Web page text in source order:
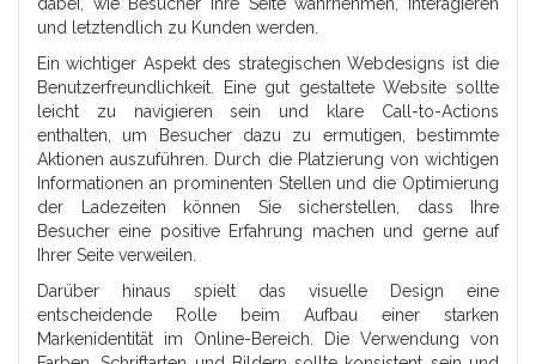
und letztendlich zu Kunden werden.
Ein wichtiger Aspekt des strategischen Webdesigns ist die
Benutzerfreundlichkeit. Eine gut gestaltete Website sollte
leicht zu navigieren sein und klare Call-to-Actions
enthalten, um Besucher dazu zu ermutigen, bestimmte
Aktionen auszuführen. Durch die Platzierung von wichtigen
Informationen an prominenten Stellen und die Optimierung
der Ladezeiten können Sie sicherstellen, dass Ihre
Besucher eine positive Erfahrung machen und gerne auf
Ihrer Seite verweilen.
Darüber hinaus spielt das visuelle Design eine
entscheidende Rolle beim Aufbau einer starken
Markenidentität im Online-Bereich. Die Verwendung von